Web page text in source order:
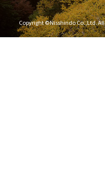
Copyright ©Nisshindo Co.,Ltd. All